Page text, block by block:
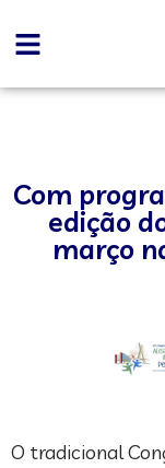
Com
edição
março
O tradicional